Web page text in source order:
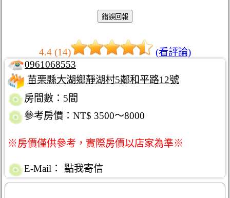
4.4 (14)
(看評論)
0961068553
苗栗縣大湖鄉靜湖村5鄰和平路12號
房間數：5間
參考房價：NT$ 3500～8000
※房價僅供參考，實際房價以店家為準※
E-Mail： 點我寄信